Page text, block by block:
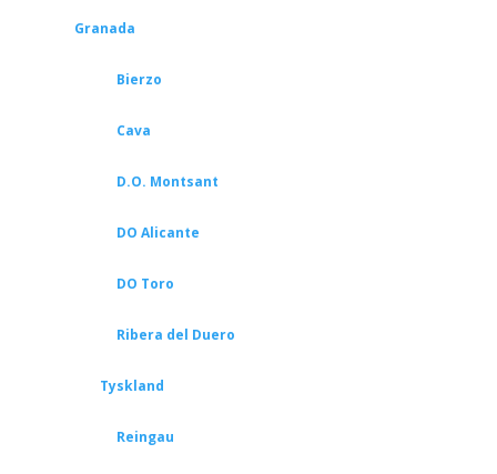
Granada
Bierzo
Cava
D.O. Montsant
DO Alicante
DO Toro
Ribera del Duero
Tyskland
Reingau